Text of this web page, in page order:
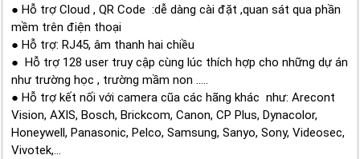
● Hỗ trợ Cloud , QR Code :dễ dàng cài đặt ,quan sát qua phần
mềm trên điện thoại
● Hỗ trợ: RJ45, âm thanh hai chiều
● Hỗ trợ 128 user truy cập cùng lúc thích hợp cho những dự án
như trường học , trường mầm non .....
● Hỗ trợ kết nối với camera cũa các hãng khác như: Arecont
Vision, AXIS, Bosch, Brickcom, Canon, CP Plus, Dynacolor,
Honeywell, Panasonic, Pelco, Samsung, Sanyo, Sony, Videosec,
Vivotek,...